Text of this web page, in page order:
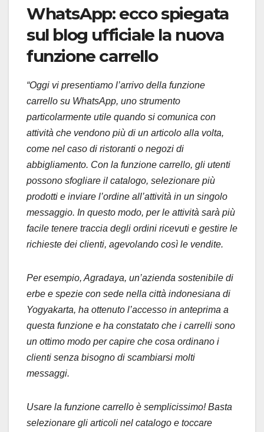
WhatsApp: ecco spiegata
sul blog ufficiale la nuova
funzione carrello
“Oggi vi presentiamo l’arrivo della funzione
carrello su WhatsApp, uno strumento
particolarmente utile quando si comunica con
attività che vendono più di un articolo alla volta,
come nel caso di ristoranti o negozi di
abbigliamento. Con la funzione carrello, gli utenti
possono sfogliare il catalogo, selezionare più
prodotti e inviare l’ordine all’attività in un singolo
messaggio. In questo modo, per le attività sarà più
facile tenere traccia degli ordini ricevuti e gestire le
richieste dei clienti, agevolando così le vendite.
Per esempio, Agradaya, un’azienda sostenibile di
erbe e spezie con sede nella città indonesiana di
Yogyakarta, ha ottenuto l’accesso in anteprima a
questa funzione e ha constatato che i carrelli sono
un ottimo modo per capire che cosa ordinano i
clienti senza bisogno di scambiarsi molti
messaggi.
Usare la funzione carrello è semplicissimo! Basta
selezionare gli articoli nel catalogo e toccare